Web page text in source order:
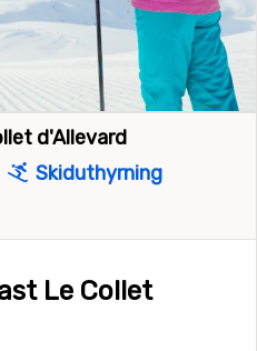
d'Allevard
Skiduthyrning
Le Collet